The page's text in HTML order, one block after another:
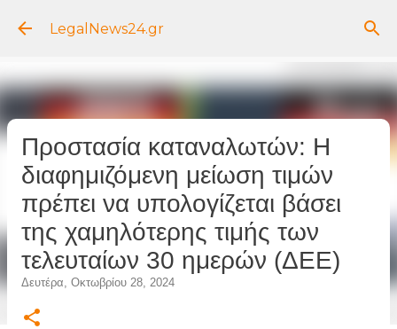
Μετάβαση στο κύριο περιεχόμενο
LegalNews24.gr
Προστασία καταναλωτών: Η
διαφημιζόμενη μείωση τιμών
πρέπει να υπολογίζεται βάσει
της χαμηλότερης τιμής των
τελευταίων 30 ημερών (ΔΕΕ)
Δευτέρα, Οκτωβρίου 28, 2024